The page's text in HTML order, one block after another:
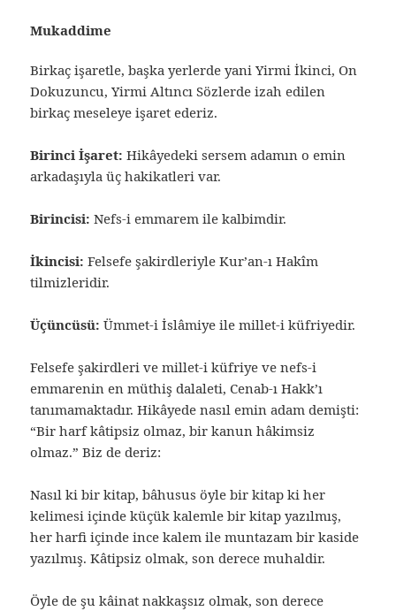
Mukaddime
Birkaç işaretle, başka yerlerde yani Yirmi İkinci, On
Dokuzuncu, Yirmi Altıncı Sözlerde izah edilen
birkaç meseleye işaret ederiz.
Birinci İşaret: Hikâyedeki sersem adamın o emin
arkadaşıyla üç hakikatleri var.
Birincisi: Nefs-i emmarem ile kalbimdir.
İkincisi: Felsefe şakirdleriyle Kur’an-ı Hakîm
tilmizleridir.
Üçüncüsü: Ümmet-i İslâmiye ile millet-i küfriyedir.
Felsefe şakirdleri ve millet-i küfriye ve nefs-i
emmarenin en müthiş dalaleti, Cenab-ı Hakk’ı
tanımamaktadır. Hikâyede nasıl emin adam demişti:
“Bir harf kâtipsiz olmaz, bir kanun hâkimsiz
olmaz.” Biz de deriz:
Nasıl ki bir kitap, bâhusus öyle bir kitap ki her
kelimesi içinde küçük kalemle bir kitap yazılmış,
her harfi içinde ince kalem ile muntazam bir kaside
yazılmış. Kâtipsiz olmak, son derece muhaldir.
Öyle de şu kâinat nakkaşsız olmak, son derece